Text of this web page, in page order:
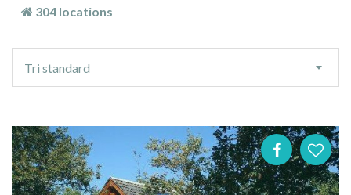
304 locations
tri
Tri standard